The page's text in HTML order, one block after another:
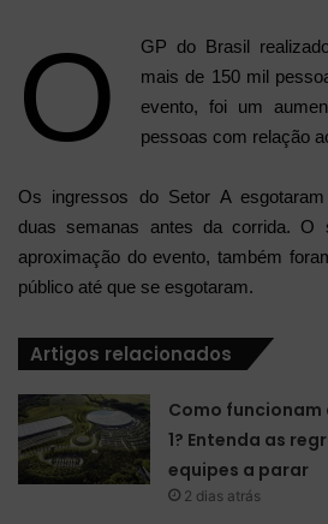
O
GP do Brasil
mais de 150 mil
evento, foi um
pessoas com relação
Os ingressos do Setor A
duas semanas antes da corrida.
aproximação do evento, também
público até que se esgotaram.
Artigos relacionados
Como funcionam
1? Entenda as
equipes a parar
2 dias atrás